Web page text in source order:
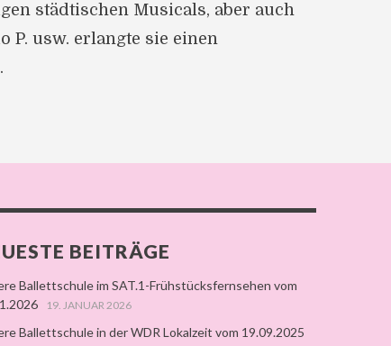
städtischen Musicals, aber auch
P. usw. erlangte sie einen
BEITRÄGE
Ballettschule im SAT.1-Frühstücksfernsehen vom
19. JANUAR 2026
Ballettschule in der WDR Lokalzeit vom 19.09.2025